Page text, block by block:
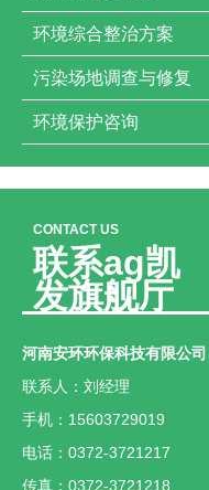
环境综合整治方案
污染场地调查与修复
环境保护咨询
CONTACT US
联系ag凯
发旗舰厅
河南安环环保科技有限公司
联系人：刘经理
手机：15603729019
电话：0372-3721217
传真：0372-3721218